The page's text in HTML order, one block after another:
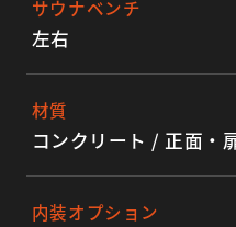
サウナベンチ
左右
材質
コンクリート / 正面・
内装オプション